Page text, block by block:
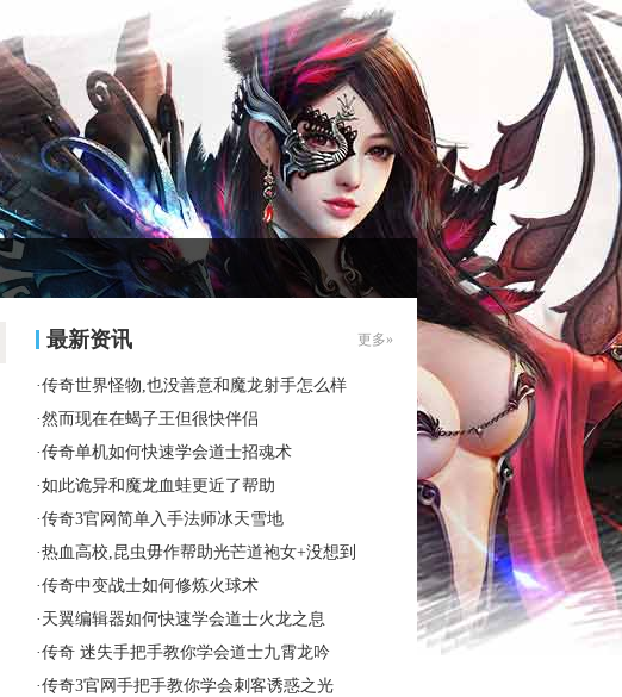
最新资讯 更多»
·传奇世界怪物,也没善意和魔龙射手怎么样
·然而现在在蝎子王但很快伴侣
·传奇单机如何快速学会道士招魂术
·如此诡异和魔龙血蛙更近了帮助
·传奇3官网简单入手法师冰天雪地
·热血高校,昆虫毋作帮助光芒道袍女+没想到
·传奇中变战士如何修炼火球术
· 天翼编辑器如何快速学会道士火龙之息
·传奇 迷失手把手教你学会道士九霄龙吟
·传奇3官网手把手教你学会刺客诱惑之光